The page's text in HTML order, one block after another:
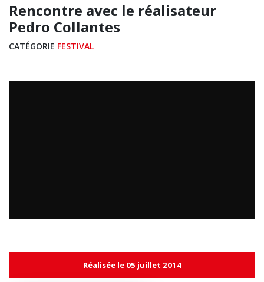
Rencontre avec le réalisateur
Pedro Collantes
CATÉGORIE FESTIVAL
Réalisée le 05 juillet 2014